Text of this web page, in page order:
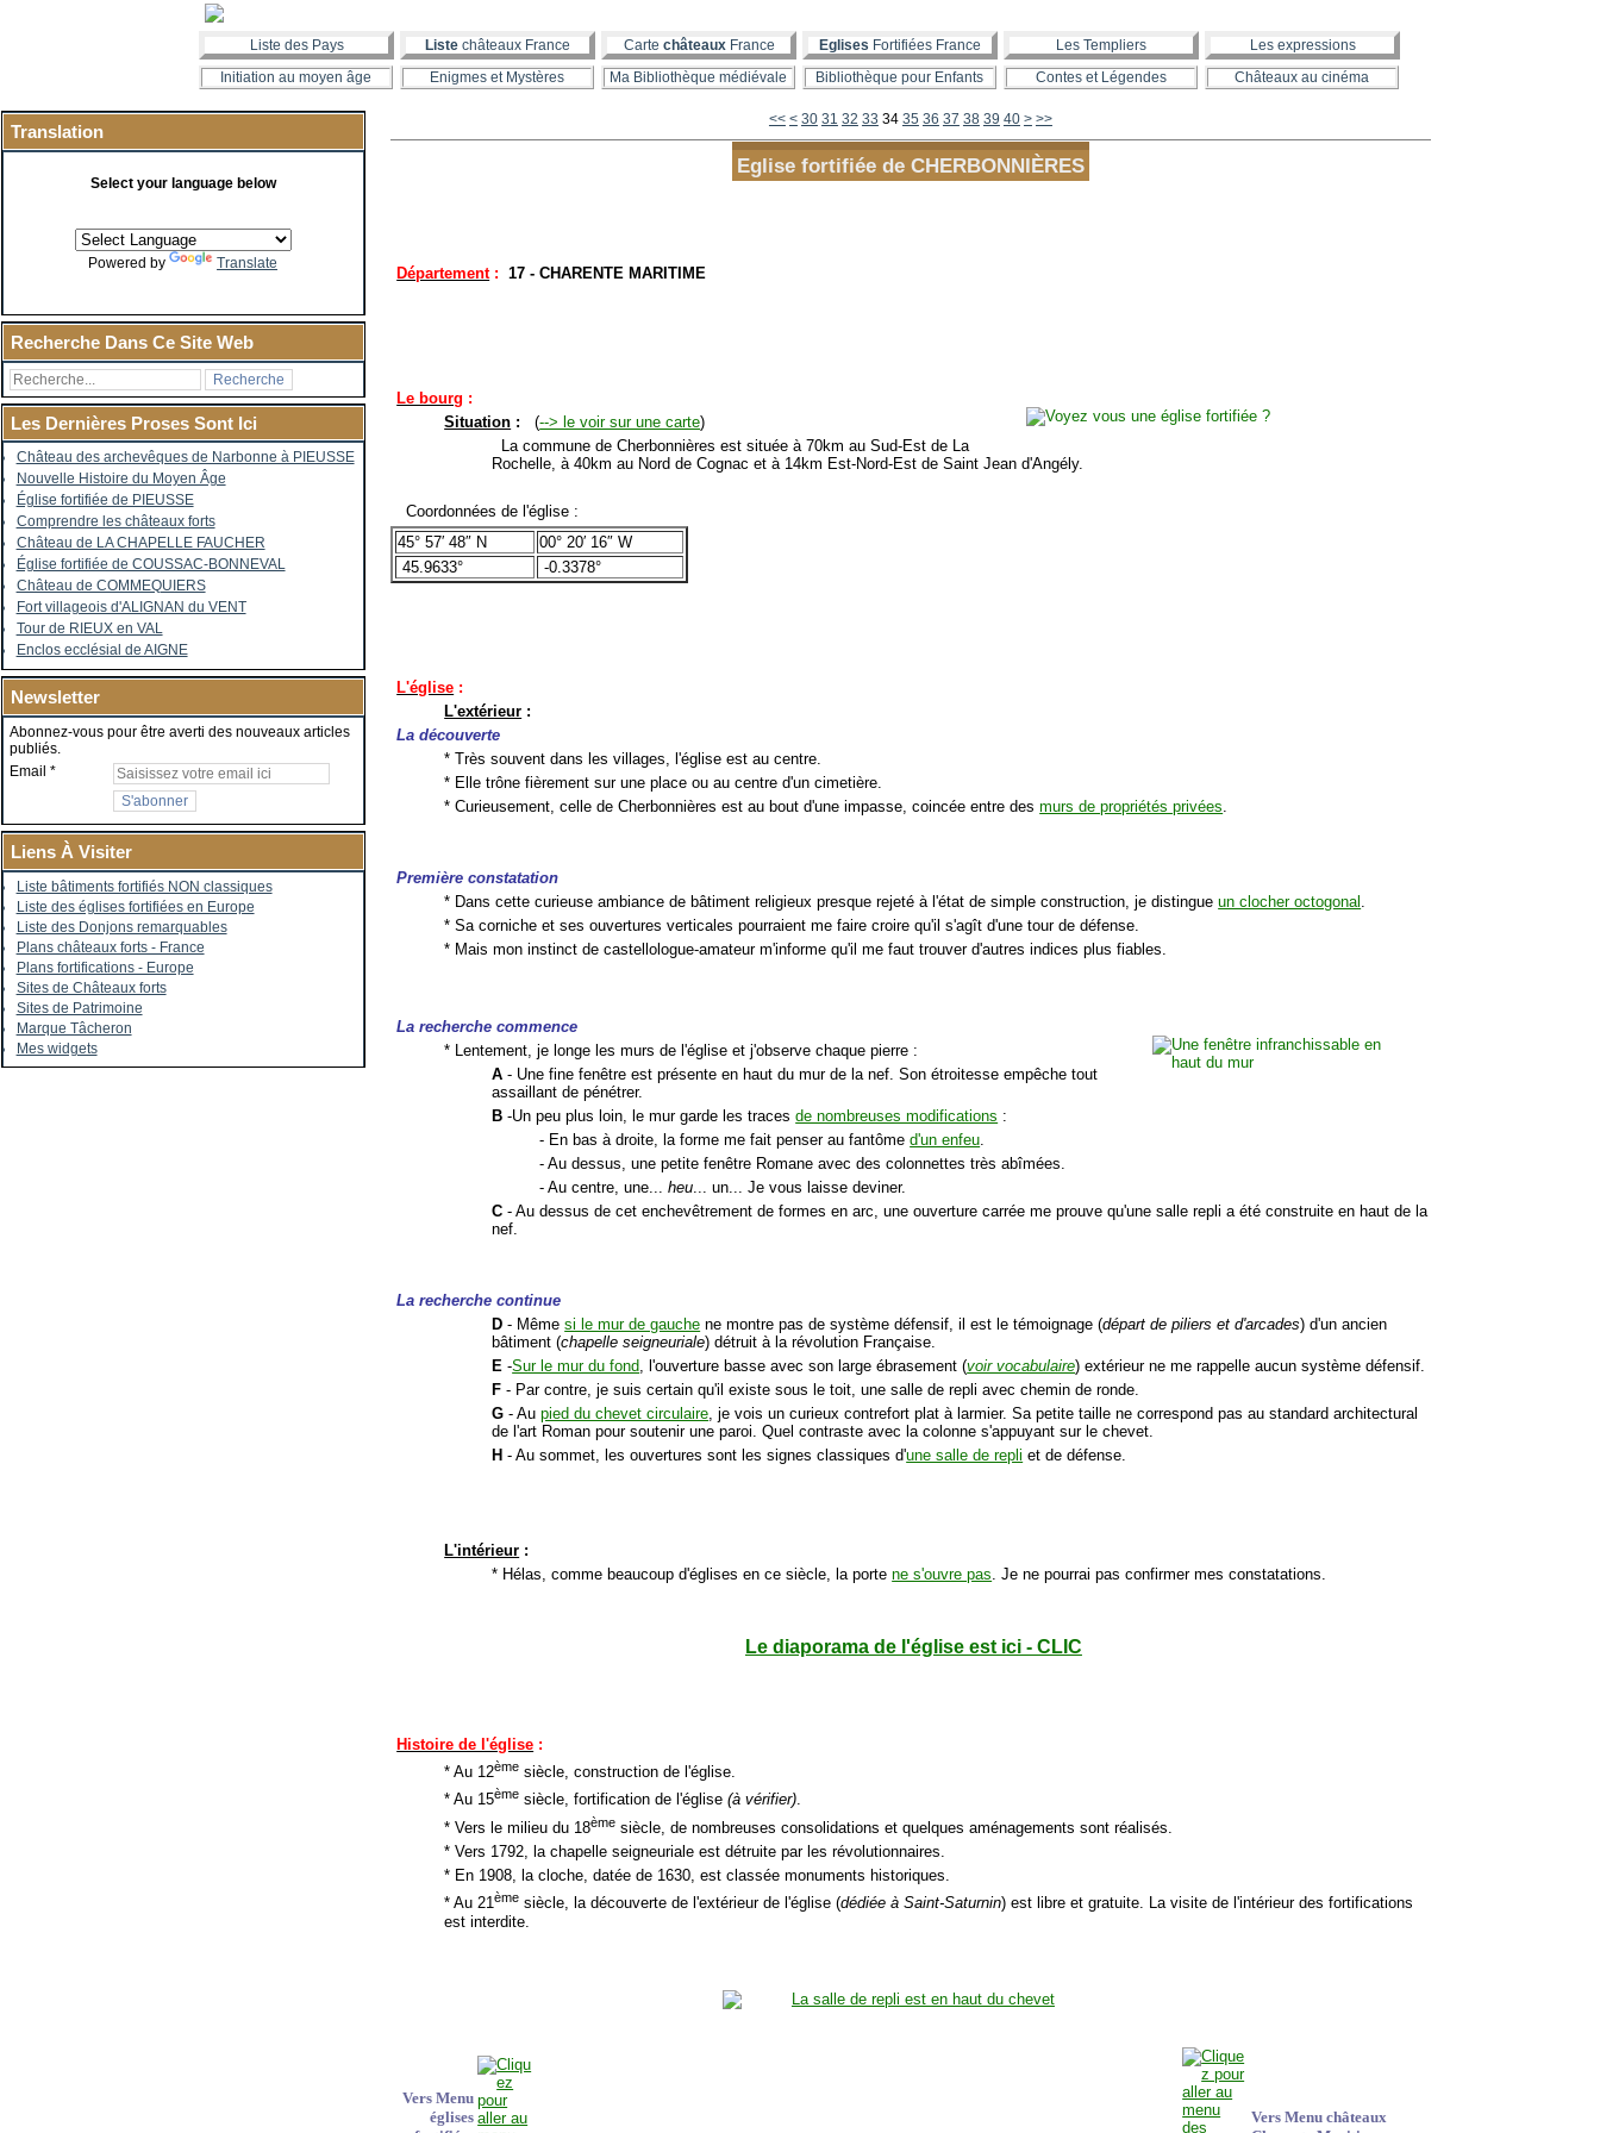
Liste des Pays Liste châteaux France Carte châteauxFrance Eglises Fortifiées France Les Templiers
Les expressions
Initiation au moyen âge
Enigmes et Mystères Ma Bibliothèque médiévale Bibliothèque pour Enfants Contes et Légendes Châteaux au cinéma
Translation
Select your language below
Powered by Translate
Recherche Dans Ce Site Web
Les Dernières Proses Sont Ici
Château des archevêques de Narbonne à PIEUSSE
Nouvelle Histoire du Moyen Âge
Église fortifiée de PIEUSSE
Comprendre les châteaux forts
Château de LA CHAPELLE FAUCHER
Église fortifiée de COUSSAC-BONNEVAL
Château de COMMEQUIERS
Fort villageois d'ALIGNAN du VENT
Tour de RIEUX en VAL
Enclos ecclésial de AIGNE
Newsletter
Abonnez-vous pour être averti des nouveaux articles
publiés.
Email
Liens À Visiter
Liste bâtiments fortifiés NON classiques
Liste des églises fortifiées en Europe
Liste des Donjons remarquables
Plans châteaux forts - France
Plans fortifications - Europe
Sites de Châteaux forts
Sites de Patrimoine
Marque Tâcheron
Mes widgets
<< < 10
20
30 31 32 33 34 35 36 37 38 39 40 50
60
70
80
90
> >>
Eglise fortifiée de CHERBONNIÈRES
Département : 17 - CHARENTE MARITIME
Le bourg :
Situation : (--> le voir sur une carte)
La commune de Cherbonnières est située à 70km au Sud-Est de La
Rochelle, à 40km au Nord de Cognac et à 14km Est-Nord-Est de Saint Jean d'Angély.
Coordonnées de l'église :
45° 57′ 48″ N
00° 20′ 16″ W
45.9633°
-0.3378°
L'église :
L'extérieur :
La découverte
* Très souvent dans les villages, l'église est au centre.
* Elle trône fièrement sur une place ou au centre d'un cimetière.
* Curieusement, celle de Cherbonnières est au bout d'une impasse, coincée entre desmurs de propriétés privées
Première constatation
* Dans cette curieuse ambiance de bâtiment religieux presque rejeté à l'état de simple construction, je distingueun clocher octogonal
* Sa corniche et ses ouvertures verticales pourraient me faire croire qu'il s'agît d'une tour de défense.
* Mais mon instinct de castellologue-amateur m'informe qu'il me faut trouver d'autres indices plus fiables.
La recherche commence
* Lentement, je longe les murs de l'église et j'observe chaque pierre :
A - Une fine fenêtre est présente en haut du mur de la nef. Son étroitesse empêche tout
assaillant de pénétrer.
B -Un peu plus loin, le mur garde les tracesde nombreuses modifications :
- En bas à droite, la forme me fait penser au fantômed'un enfeu
- Au dessus, une petite fenêtre Romane avec des colonnettes très abîmées.
- Au centre, une...heu ... un... Je vous laisse deviner.
C - Au dessus de cet enchevêtrement de formes en arc, une ouverture carrée me prouve qu'une salle repli a été construite en haut de la
nef.
La recherche continue
D - Mêmesi le mur de gauche ne montre pas de système défensif, il est le témoignage (départ de piliers et d'arcades) d'un ancien
bâtiment (chapelle seigneuriale) détruit à la révolution Française.
E -Sur le mur du fond , l'ouverture basse avec son large ébrasement (voir vocabulaire) extérieur ne me rappelle aucun système défensif.
F - Par contre, je suis certain qu'il existe sous le toit, une salle de repli avec chemin de ronde.
G - Aupied du chevet circulaire , je vois un curieux contrefort plat à larmier. Sa petite taille ne correspond pas au standard architectural
de l'art Roman pour soutenir une paroi. Quel contraste avec la colonne s'appuyant sur le chevet.
H - Au sommet, les ouvertures sont les signes classiques d'une salle de repli et de défense.
L'intérieur :
* Hélas, comme beaucoup d'églises en ce siècle, la portene s'ouvre pas . Je ne pourrai pas confirmer mes constatations.
Le diaporama de l'église est ici - CLIC
Histoire de l'église :
* Au 12ème siècle, construction de l'église.
* Au 15ème siècle, fortification de l'église(à vérifier).
* Vers le milieu du 18ème siècle, de nombreuses consolidations et quelques aménagements sont réalisés.
* Vers 1792, la chapelle seigneuriale est détruite par les révolutionnaires.
* En 1908, la cloche, datée de 1630, est classée monuments historiques.
* Au 21ème siècle, la découverte de l'extérieur de l'église (dédiée à Saint-Saturnin) est libre et gratuite. La visite de l'intérieur des fortifications
est interdite.
Vers Menu
églises
Vers Menu châteaux